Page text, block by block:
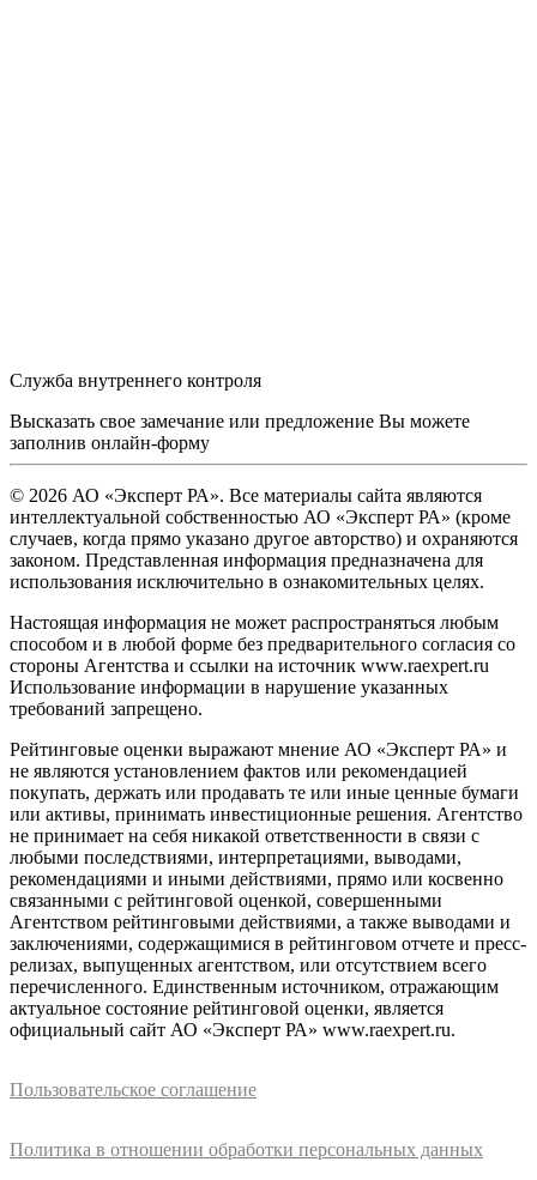
Служба внутреннего контроля
Высказать свое замечание или предложение Вы можете
заполнив онлайн-форму
© 2026 АО «Эксперт РА». Все материалы сайта являются
интеллектуальной собственностью АО «Эксперт РА» (кроме
случаев, когда прямо указано другое авторство) и охраняются
законом. Представленная информация предназначена для
использования исключительно в ознакомительных целях.
Настоящая информация не может распространяться любым
способом и в любой форме без предварительного согласия со
стороны Агентства и ссылки на источник www.raexpert.ru
Использование информации в нарушение указанных
требований запрещено.
Рейтинговые оценки выражают мнение АО «Эксперт РА» и
не являются установлением фактов или рекомендацией
покупать, держать или продавать те или иные ценные бумаги
или активы, принимать инвестиционные решения. Агентство
не принимает на себя никакой ответственности в связи с
любыми последствиями, интерпретациями, выводами,
рекомендациями и иными действиями, прямо или косвенно
связанными с рейтинговой оценкой, совершенными
Агентством рейтинговыми действиями, а также выводами и
заключениями, содержащимися в рейтинговом отчете и пресс-
релизах, выпущенных агентством, или отсутствием всего
перечисленного. Единственным источником, отражающим
актуальное состояние рейтинговой оценки, является
официальный сайт АО «Эксперт РА» www.raexpert.ru.
Пользовательское соглашение
Политика в отношении обработки персональных данных